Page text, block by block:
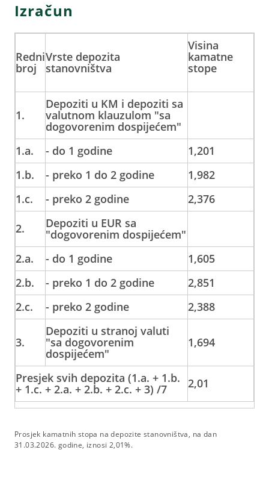
Izračun
Redni
broj
Vrste depozita
stanovništva
Visina
kamatne
stope
1.
Depoziti u KM i depoziti sa
valutnom klauzulom "sa
dogovorenim dospijećem"
1.a.
- do 1 godine
1,201
1.b.
- preko 1 do 2 godine
1,982
1.c.
- preko 2 godine 2,376
2. Depoziti u EUR sa
"dogovorenim dospijećem"
2.a.
- do 1 godine
1,605
2.b.
- preko 1 do 2 godine
2,851
2.c.
- preko 2 godine 2,388
3.
Depoziti u stranoj valuti
"sa dogovorenim
dospijećem"
1,694
Presjek svih depozita (1.a. + 1.b.
+ 1.c. + 2.a. + 2.b. + 2.c. + 3) /7 2,01
Prosjek kamatnih stopa na depozite stanovništva, na dan
31.03.2026. godine, iznosi 2,01%.